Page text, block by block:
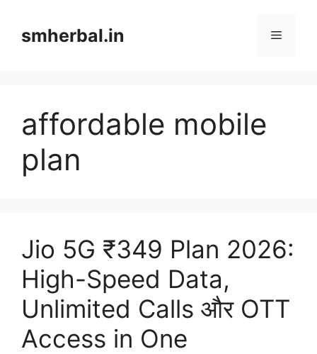
contentsmherbal.in Menu
affordable mobile
plan
Jio 5G ₹349 Plan 2026:
High-Speed Data,
Unlimited Calls और OTT
Access in One